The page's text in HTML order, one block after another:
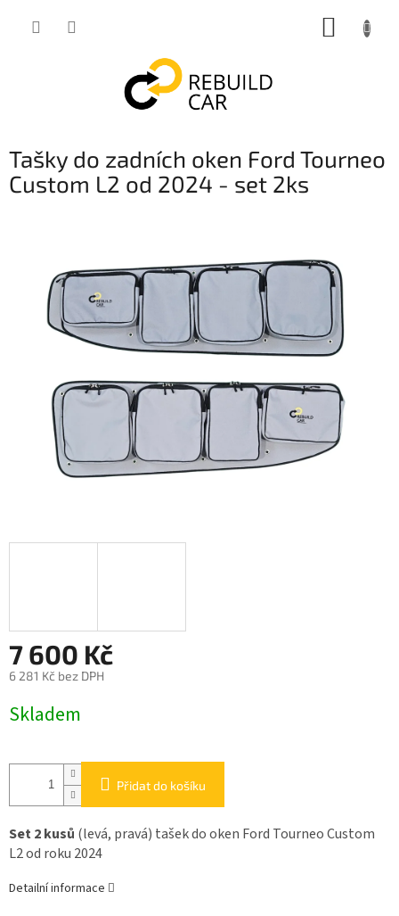
Tašky do zadních oken Ford Tourneo
Custom L2 od 2024 - set 2ks
7 600 Kč
6 281 Kč bez DPH
cena:
Skladem
Přidat do košíku
Set 2 kusů (levá, pravá) tašek do oken Ford Tourneo Custom
L2 od roku 2024
Detailní informace